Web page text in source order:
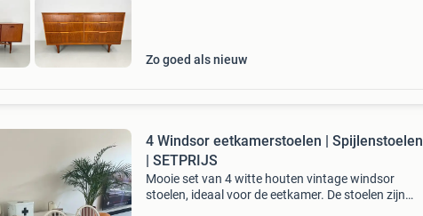
Zo goed als nieuw
4 Windsor eetkamerstoelen | Spijlenstoelen
| SETPRIJS
Mooie set van 4 witte houten vintage windsor
stoelen, ideaal voor de eetkamer. De stoelen zijn